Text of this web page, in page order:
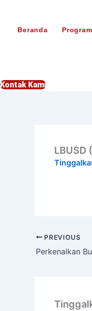
kontenBeranda Program
Kontak Kami
LBUSD
PREVIOUS